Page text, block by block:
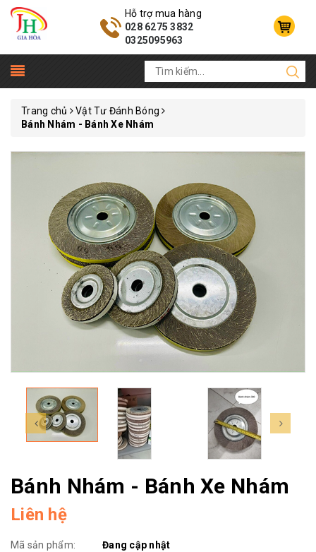
Hỗ trợ mua hàng
028 6275 3832
0325095963
Trang chủ
Vật Tư Đánh Bóng
Bánh Nhám - Bánh Xe Nhám
Bánh Nhám - Bánh Xe Nhám
Liên hệ
Mã sản phẩm:
Đang cập nhật